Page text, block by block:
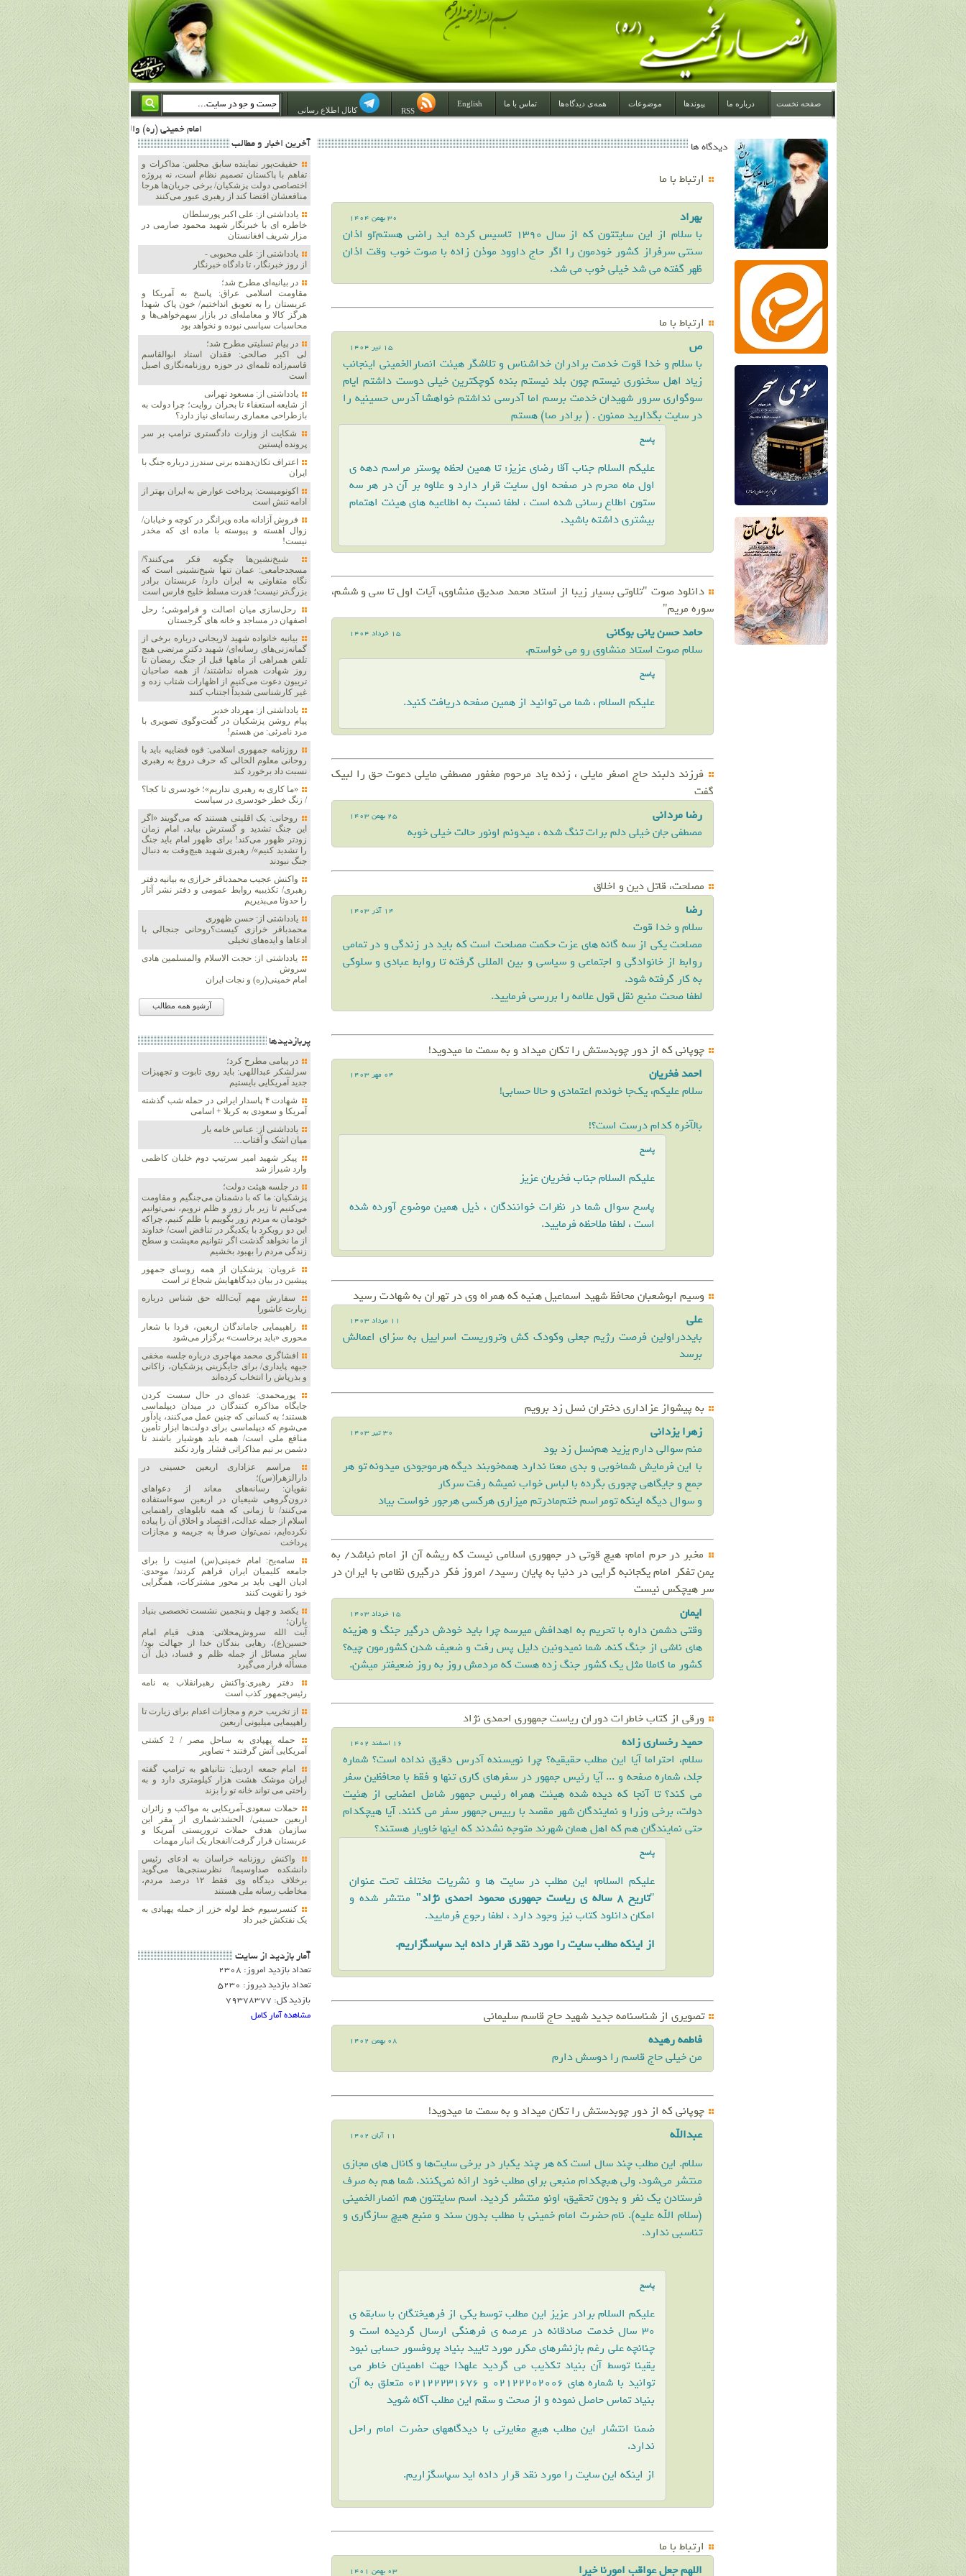
صفحه نخست درباره ما پیوندها موضوعات همه‌ی دیدگاه‌ها تماس با ما
English
کانال اطلاع رسانی
امام خمینی (ره) والله اسلام تمامش سیاست است؛ ***** امام شهید: به گفتار امام و کردار امام اهتمام بورزید ***** امام خمینی(ره): ان شاء الله ما اندوه دلمان را در وقت مناسب با انتقام از امریکا و آل سعود برطرف خواهیم ساخت و داغ و حسرت حلاوت این جنایت بزرگ را بر دلشان خواهیم نهاد 1367/4/29 ***** امام خمینی(رحمة الله علیه) : حکومت آل سعود، این وهابیهای پست بیخبر از خدا بسان خنجرند که همیشه از پشت در قلب مسلمانان فرو رفته‌اند 1366/5/12***** امام خمینی (ره) شهادت در راه خدا مسئله ای نیست که
دیدگاه ها
ارتباط با ما
30 بهمن 1404
بهراد
با سلام از این سایتتون که از سال 1390 تاسیس کرده اید راضی هستمrو اذان
سنتی سرفراز کشور خودمون را اگر حاج داوود موذن زاده با صوت خوب وقت اذان
ظهر گفته می شد خیلی خوب می شد.
ارتباط با ما
15 تير 1404
ص
با سلام و خدا قوت خدمت برادران خداشناس و تلاشگر هیئت انصارالخمینی اینجانب
زیاد اهل سخنوری نیستم چون بلد نیستم بنده کوچکترین خیلی دوست داشتم ایام
سوگواری سرور شهیدان خدمت برسم اما آدرسی نداشتم خواهشا آدرس حسینیه را
در سایت بگذارید ممنون . ( برادر صا) هستم
پاسخ
علیکم السلام جناب آقا رضای عزیز: تا همین لحظه پوستر مراسم دهه ی
اول ماه محرم در صفحه اول سایت قرار دارد و علاوه بر آن در هر سه
ستون اطلاع رسانی شده است ، لطفا نسبت به اطلاعیه های هیئت اهتمام
بیشتری داشته باشید.
دانلود صوت "تلاوتی بسیار زیبا از استاد محمد صدیق منشاوی، آیات اول تا سی و ششم،
سوره مریم"
15 خرداد 1404
حامد حسن یانی بوکانی
سلام صوت استاد منشاوی رو می خواستم.
پاسخ
علیکم السلام ، شما می توانید از همین صفحه دریافت کنید.
فرزند دلبند حاج اصغر مایلی ، زنده یاد مرحوم مغفور مصطفی مایلی دعوت حق را لبیک
گفت
25 بهمن 1403
رضا مردانی
مصطفی جان خیلی دلم برات تنگ شده ، میدونم اونور حالت خیلی خوبه
مصلحت، قاتل دین و اخلاق
14 آذر 1403
رضا
سلام و خدا قوت
مصلحت یکی از سه گانه های عزت حکمت مصلحت است که باید در زندگى و در تمامی
روابط از خانوادگی و اجتماعی و سیاسی و بین المللی گرفته تا روابط عبادی و سلوکی
به کار گرفته شود.
لطفا صحت منبع نقل قول علامه را بررسی فرمایید.
ﭼﻮﭘﺎنی که ﺍﺯ ﺩﻭﺭ ﭼﻮﺑﺪﺳﺘﺶ ﺭﺍ ﺗﮑﺎﻥ ﻣﯿﺪﺍﺩ ﻭ ﺑﻪ ﺳﻤﺖ ﻣﺎ ﻣﯿﺪﻭﯾﺪ!
04 مهر 1403
احمد فخریان
سلام علیکم، یک‌جا خوندم اعتمادی و حالا حسابی!
بالآخره کدام درست است؟!
پاسخ
علیکم السلام جناب فخریان عزیز
پاسخ سوال شما در نظرات خوانندگان ، ذیل همین موضوع آورده شده
است ، لطفا ملاحظه فرمایید.
وسیم ابوشعبان محافظ شهید اسماعیل هنیه که همراه وی در تهران به شهادت رسید
11 مرداد 1403
علی
بایددراولین فرصت رژیم جعلی وکودک کش وتروریست اسراییل به سزای اعمالش
برسد
به پیشواز عزاداری دختران نسل زد برویم
30 تير 1403
زهرا یزدانی
منم سوالی دارم یزید هم‌نسل زد بود
با این فرمایش شما‌خوبی و بدی معنا ندارد همه‌خوبند دیگه هرموجودی میدونه تو هر
جمع و جایگاهی چجوری بگرده با لباس خواب نمیشه رفت سرکار
و سوال دیگه اینکه تو‌مراسم ختم‌مادرتم میزاری هرکسی هرجور خواست بیاد
مخبر در حرم امام: هیچ قوتی در جمهوری اسلامی نیست که ریشه آن از امام نباشد/ به
یمن تفکر امام یکجانبه گرایی در دنیا به پایان رسید/ امروز فکر درگیری نظامی با ایران در
سر هیچکس نیست
15 خرداد 1403
ایمان
وقتی دشمن داره با تحریم به اهدافش میرسه چرا باید خودش درگیر جنگ و هزینه
های ناشی از جنگ کنه. شما نمیدونین دلیل پس رفت و ضعیف شدن کشورمون چیه؟
کشور ما کاملا مثل یک کشور جنگ زده هست که مردمش روز به روز ضعیفتر میشن.
ورقی از کتاب خاطرات دوران ریاست جمهوری احمدی نژاد
16 اسفند 1402
حمید رخساری زاده
سلام، احتراما آیا این مطلب حقیقیه؟ چرا نویسنده آدرس دقیق نداده است؟ شماره
جلد، شماره صفحه و ... آیا رئیس جمهور در سفرهای کاری تنها و فقط با محافظین سفر
می کند؟ تا آنجا که دیده شده هیئت همراه رئیس جمهور شامل اعضایی از هئیت
دولت، برخی وزرا و نمایندگان شهر مقصد با رییس جمهور سفر می کنند. آیا هیچکدام
حتی نمایندگان هم که اهل همان شهرند متوجه نشدند که اینها خاویار هستند؟
پاسخ
علیکم السلام: این مطلب در سایت ها و نشریات مختلف تحت عنوان
"تاریخ 8 ساله ی ریاست جمهوری محمود احمدی نژاد"
منتشر شده و
امکان دانلود کتاب نیز وجود دارد ، لطفا رجوع فرمایید.
از اینکه مطلب سایت را مورد نقد قرار داده اید سپاسگزاریم.
تصویری از شناسنامه جدید شهید حاج قاسم سلیمانی
08 بهمن 1402
فاطمه رهیده
من خیلی حاج قاسم را دوسش دارم
ﭼﻮﭘﺎنی که ﺍﺯ ﺩﻭﺭ ﭼﻮﺑﺪﺳﺘﺶ ﺭﺍ ﺗﮑﺎﻥ ﻣﯿﺪﺍﺩ ﻭ ﺑﻪ ﺳﻤﺖ ﻣﺎ ﻣﯿﺪﻭﯾﺪ!
11 آبان 1402
عبدالله
سلام. این مطلب چند سال است که هر چند یکبار در برخی سایت‌ها و کانال های مجازی
منتشر می‌شود. ولی هبچکدام منبعی برای مطلب خود ارائه نمی‌کنند. شما هم به صرف
فرستادن یک نفر و بدون تحقیق، اونو منتشر کردید. اسم سایتتون هم انصارالخمینی
(سلام الله علیه). نام حضرت امام خمینی با مطلب بدون سند و منبع هیچ سازگاری و
تناسبی ندارد.
پاسخ
علیکم السلام برادر عزیز این مطلب توسط یکی از فرهیختگان با سابقه ی
30 سال خدمت صادقانه در عرصه ی فرهنگی ارسال گردیده است و
چنانچه علی رغم بازنشرهای مکرر مورد تایید بنیاد پروفسور حسابی نبود
یقینا توسط آن بنیاد تکذیب می گردید علهذا جهت اطمینان خاطر می
توانید با شماره های 02122202006 و 02122231676 متعلق به آن
بنیاد تماس حاصل نموده و از صحت و سقم این مطلب آگاه شوید
ضمنا انتشار این مطلب هیچ مغایرتی با دیدگاههای حضرت امام راحل
ندارد.
از اینکه این سایت را مورد نقد قرار داده اید سپاسگزاریم.
ارتباط با ما
03 بهمن 1401 اللهم جعل عواقب امورنا خیرا
آخرين اخبار و مطالب
حقیقت‌پور نماینده سابق مجلس: مذاکرات و
تفاهم با پاکستان تصمیم نظام است، نه پروژه
اختصاصی دولت پزشکیان/ برخی جریان‌ها هرجا
منافعشان اقتضا کند از رهبری عبور می‌کنند
یادداشتی از: علی اکبر پورسلطان
خاطره ای با خبرنگار شهید محمود صارمی در
مزار شریف افغانستان
یادداشتی از: علی محبوبی -
از روز خبرنگار، تا دادگاه خبرنگار
در بیانیه‌ای مطرح شد؛
مقاومت اسلامی عراق: پاسخ به آمریکا و
عربستان را به تعویق انداختیم/ خون پاک شهدا
هرگز کالا و معامله‌ای در بازار سهم‌خواهی‌ها و
محاسبات سیاسی نبوده و نخواهد بود
در پیام تسلیتی مطرح شد؛
لی اکبر صالحی: فقدان استاد ابوالقاسم
قاسم‌زاده ثلمه‌ای در حوزه روزنامه‌نگاری اصیل
است
یادداشتی از: مسعود تهرانی
از شایعه استعفاء تا بحران روایت؛ چرا دولت به
بازطراحی معماری رسانه‌ای نیاز دارد؟
شکایت از وزارت دادگستری ترامپ بر سر
پرونده اپستین
اعتراف تکان‌دهنده برنی سندرز درباره جنگ با
ایران
اکونومیست: پرداخت عوارض به ایران بهتر از
ادامه تنش است
فروش آزادانه ماده ویرانگر در کوچه و خیابان/
زوال آهسته و پیوسته با ماده ای که مخدر
نیست!
شیخ‌نشین‌ها چگونه فکر می‌کنند؟/
مسجدجامعی: عمان تنها شیخ‌نشینی است که
نگاه متفاوتی به ایران دارد/ عربستان برادر
بزرگ‌تر نیست؛ قدرت مسلط خلیج فارس است
رحل‌سازی میان اصالت و فراموشی؛ رحل
اصفهان در مساجد و خانه های گرجستان
بیانیه خانواده شهید لاریجانی درباره برخی از
گمانه‌زنی‌های رسانه‌ای/ شهید دکتر مرتضی هیچ
تلفن همراهی از ماهها قبل از جنگ رمضان تا
روز شهادت همراه نداشتند/ از همه صاحبان
تریبون دعوت می‌کنیم از اظهارات شتاب زده و
غیر کارشناسی شدیداً اجتناب کنند
یادداشتی از: مهرداد خدیر
پیام روشن پزشکیان در گفت‌و‌گوی تصویری با
مرد نامرئی: من هستم!
روزنامه جمهوری اسلامی: قوه قضاییه باید با
روحانی معلوم الحالی که حرف دروغ به رهبری
نسبت داد برخورد کند
«ما کاری به رهبری نداریم»؛ خودسری تا کجا؟
/ زنگ خطر خودسری در سیاست
روحانی: یک اقلیتی هستند که می‌گویند «اگر
این جنگ تشدید و گسترش بیابد، امام زمان
زودتر ظهور می‌کند! برای ظهور امام باید جنگ
را تشدید کنیم»/ رهبری شهید هیچ‌وقت به دنبال
جنگ نبودند
واکنش عجیب محمدباقر خرازی به بیانیه دفتر
رهبری/ تکذیبیه روابط عمومی و دفتر نشر آثار
را حدوثا می‌پذیریم
یادداشتی از: حسن ظهوری
محمدباقر خرازی کیست؟روحانی جنجالی با
ادعاها و ایده‌های تخیلی
یادداشتی از: حجت الاسلام والمسلمین هادی
سروش
امام خمینی(ره) و نجات ایران
آرشیو همه مطالب
پربازديدها
در پیامی مطرح کرد؛
سرلشکر عبداللهی: باید روی تابوت و تجهیزات
جدید آمریکایی بایستیم
شهادت ۴ پاسدار ایرانی در حمله شب گذشته
آمریکا و سعودی به کربلا + اسامی
یادداشتی از: عباس خامه یار
میان اشک و آفتاب…
پیکر شهید امیر سرتیپ دوم خلبان کاظمی
وارد شیراز شد
در جلسه هیئت دولت؛
پزشکیان: ما که با دشمنان می‌جنگیم و مقاومت
می‌کنیم تا زیر بار زور و ظلم نرویم، نمی‌توانیم
خودمان به مردم زور بگوییم یا ظلم کنیم، چراکه
این دو رویکرد با یکدیگر در تناقض است/ خداوند
از ما نخواهد گذشت اگر نتوانیم معیشت و سطح
زندگی مردم را بهبود بخشیم
غرویان: پزشکیان از همه روسای جمهور
پیشین در بیان دیدگاههایش شجاع تر است
سفارش مهم آیت‌الله حق شناس درباره
زیارت عاشورا
راهپیمایی جاماندگان اربعین، فردا با شعار
محوری «باید برخاست» برگزار می‌شود
افشاگری محمد مهاجری درباره جلسه مخفی
جبهه پایداری/ برای جایگزینی پزشکیان، زاکانی
و بذرپاش را انتخاب کرده‌اند
پورمحمدی: عده‌ای در حال سست کردن
جایگاه مذاکره کنندگان در میدان دیپلماسی
هستند؛ به کسانی که چنین عمل می‌کنند، یادآور
می‌شوم که دیپلماسی برای دولت‌ها ابزار تأمین
منافع ملی است/ همه باید هوشیار باشند تا
دشمن بر تیم مذاکراتی فشار وارد نکند
مراسم عزاداری اربعین حسینی در
دارالزهرا(س)؛
نقویان: رسانه‌های معاند از دعواهای
درون‌گروهی شیعیان در اربعین سوءاستفاده
می‌کنند/ تا زمانی که همه تابلوهای راهنمایی
اسلام از جمله عدالت، اقتصاد و اخلاق آن را پیاده
نکرده‌ایم، نمی‌توان صرفاً به جریمه و مجازات
پرداخت
سامه‌یح: امام خمینی(س) امنیت را برای
جامعه کلیمیان ایران فراهم کردند/ موحدی:
ادیان الهی باید بر محور مشترکات، همگرایی
خود را تقویت کنند
یکصد و چهل و پنجمین نشست تخصصی بنیاد
باران؛
آیت الله سروش‌محلاتی: هدف قیام امام
حسین(ع)، رهایی بندگان خدا از جهالت بود/
سایر مسائل از جمله ظلم و فساد، ذیل آن
مسأله قرار می‌گیرد
دفتر رهبری:واکنش رهبرانقلاب به نامه
رئیس‌جمهور کذب است
از تخریب حرم و مجازات اعدام برای زیارت تا
راهپیمایی میلیونی اربعین
حمله پهپادی به ساحل مصر / 2 کشتی
آمریکایی آتش گرفتند + تصاویر
امام جمعه اردبیل: نتانیاهو به ترامپ گفته
ایران موشک هشت هزار کیلومتری دارد و به
راحتی می تواند خانه تو را بزند
حملات سعودی-آمریکایی به مواکب و زائران
اربعین حسینی/ الحشد:شماری از مقر این
سازمان هدف حملات تروریستی آمریکا و
عربستان قرار گرفت/انفجار یک انبار مهمات
واکنش روزنامه خراسان به ادعای رئیس
دانشکده صداوسیما/ نظرسنجی‌ها می‌گوید
برخلاف دیدگاه وی فقط ۱۲ درصد مردم،
مخاطب رسانه ملی هستند
کنسرسیوم خط لوله خزر از حمله پهپادی به
یک نفتکش خبر داد
آمار بازديد از سايت
تعداد بازدید امروز: 2308
تعداد بازدید دیروز: 5230
بازدید کل: 79378377
مشاهده آمار کامل